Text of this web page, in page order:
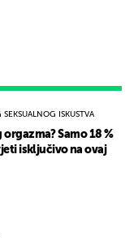
ISKUSTVA
Samo 18 %
isključivo na ovaj